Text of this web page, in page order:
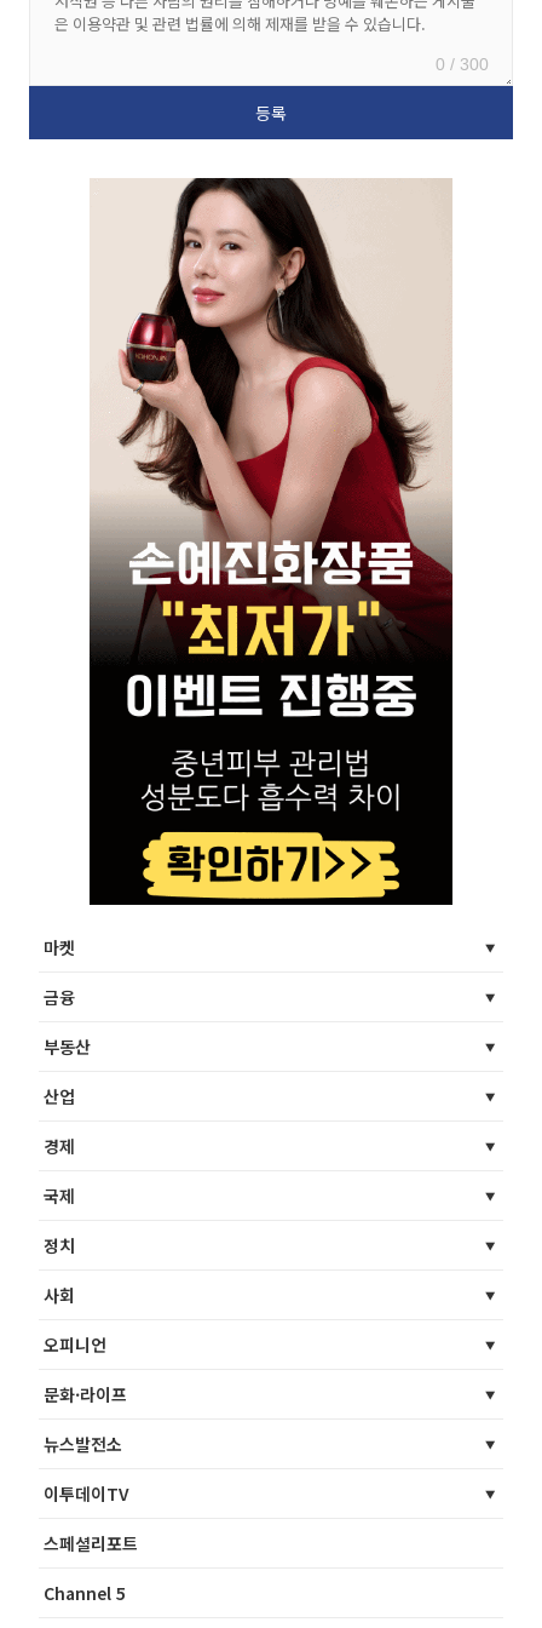
0 / 300
마켓
금융
부동산
산업
경제
국제
정치
사회
오피니언
문화·라이프
뉴스발전소
이투데이TV
스페셜리포트
Channel 5